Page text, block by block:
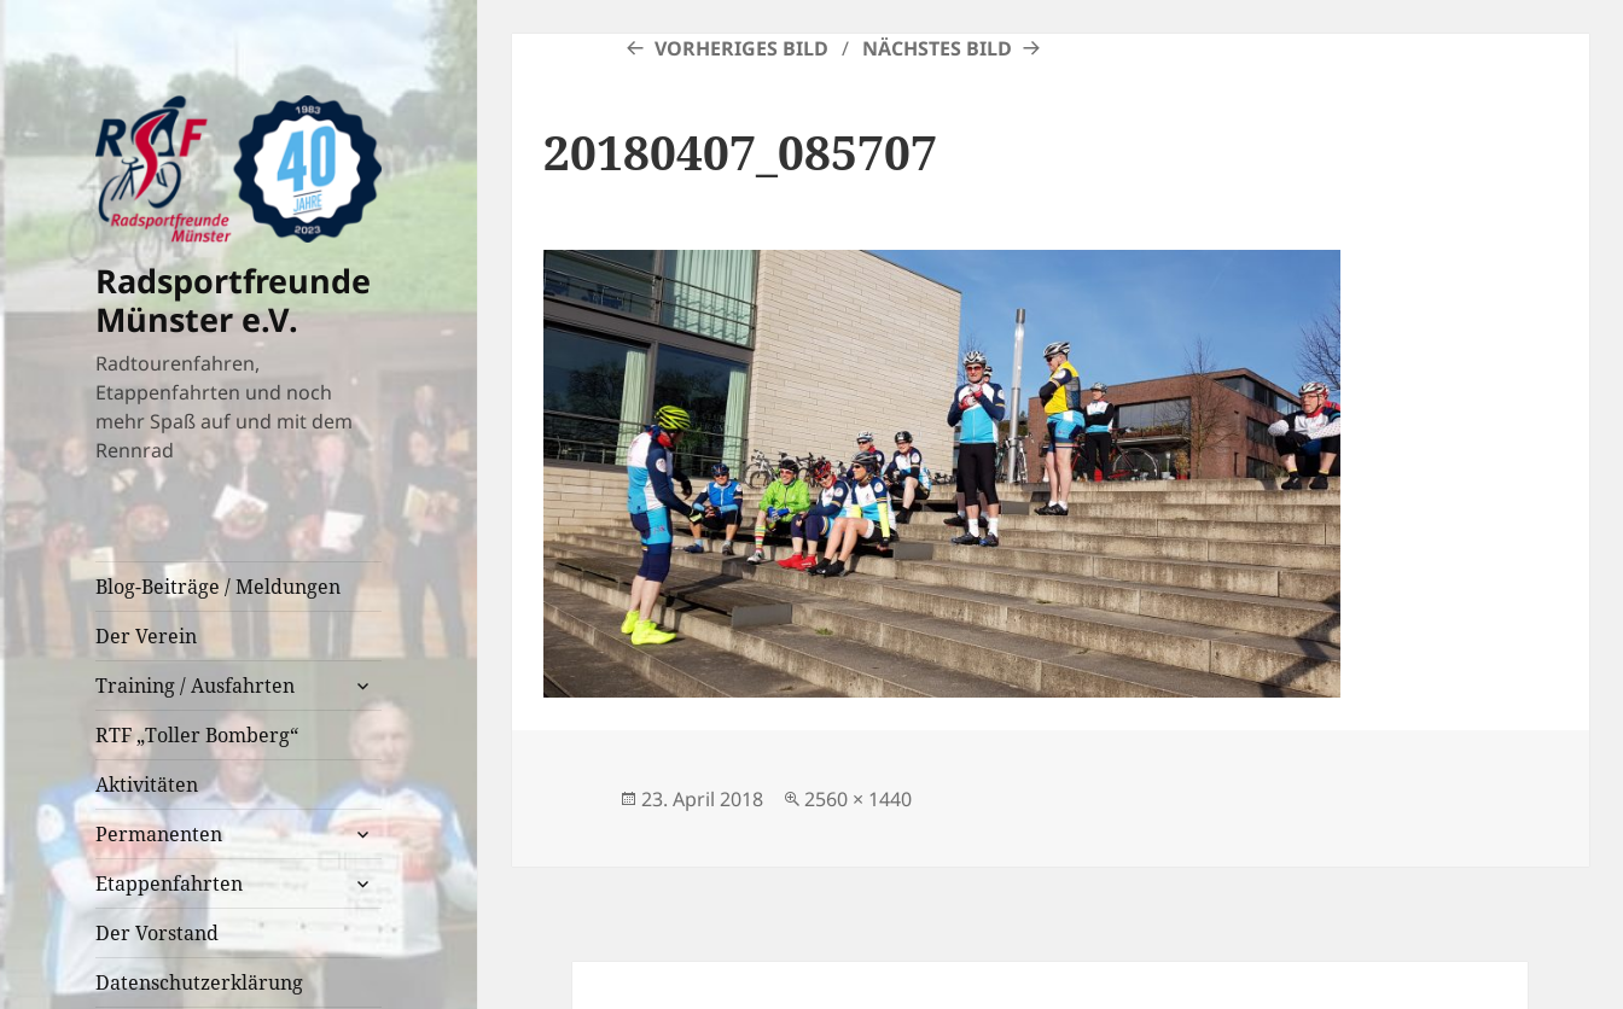
Radsportfreunde
Münster e.V.
Radtourenfahren,
Etappenfahrten und noch
mehr Spaß auf und mit dem
Rennrad
Blog-Beiträge / Meldungen
Der Verein
Training / Ausfahrten
untermenü
öffnen
RTF „Toller Bomberg“
Aktivitäten
Permanenten
untermenü
öffnen
Etappenfahrten
untermenü
öffnen
Der Vorstand
Datenschutzerklärung
VORHERIGES BILD NÄCHSTES BILD
20180407_085707
Veröffentlicht
23. April 2018 Originalgröße
2560 × 1440